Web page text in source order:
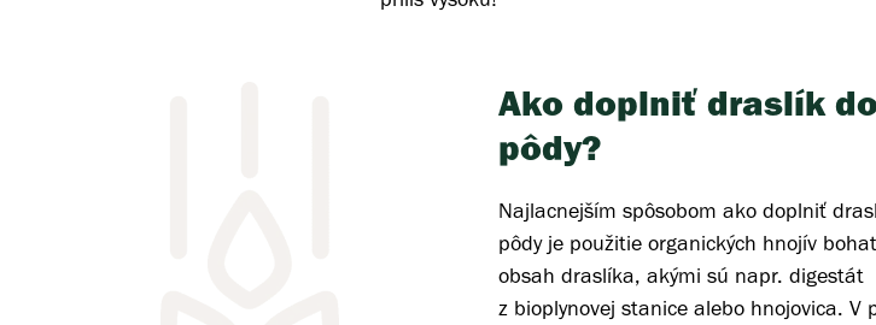
Ako doplniť draslík do
pôdy?
Najlacnejším spôsobom ako doplniť
pôdy je použitie organických hnojív
obsah draslíka, akými sú napr. digestát
z bioplynovej stanice alebo hnojovica. V